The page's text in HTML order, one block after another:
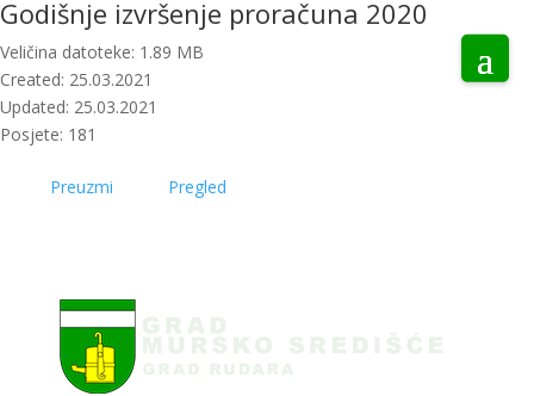
Godišnje izvršenje proračuna 2020
Veličina datoteke: 1.89 MB
Created: 25.03.2021
Updated: 25.03.2021
Posjete: 181
Preuzmi Pregled